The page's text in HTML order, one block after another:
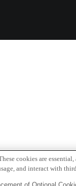
cookies are
and interact with